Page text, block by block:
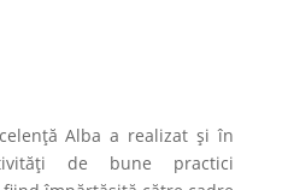
Alba a realizat și în
de bune practici